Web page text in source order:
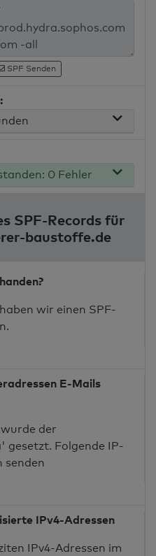
SPF Senden
0 Fehler
SPF-Records für
baustoffe.de
wir einen SPF-
E-Mails
der
gesetzt. Folgende IP-
senden
IPv4-Adressen
IPv4-Adressen im